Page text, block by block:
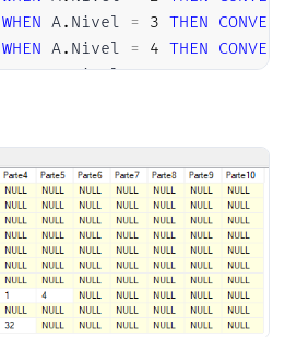
WHEN A. Nivel = 3 THEN
WHEN A. Nivel = 4 THEN
WHEN A.Nivel = 5 THEN
WHEN A.Nivel = 9 THEN
WHEN A. Nivel = 10 THEN